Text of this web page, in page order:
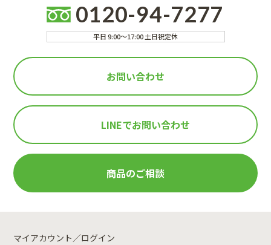
0120-94-7277
平日 9:00～17:00 土日祝定休
お問い合わせ
LINEでお問い合わせ
商品のご相談
マイアカウント／ログイン